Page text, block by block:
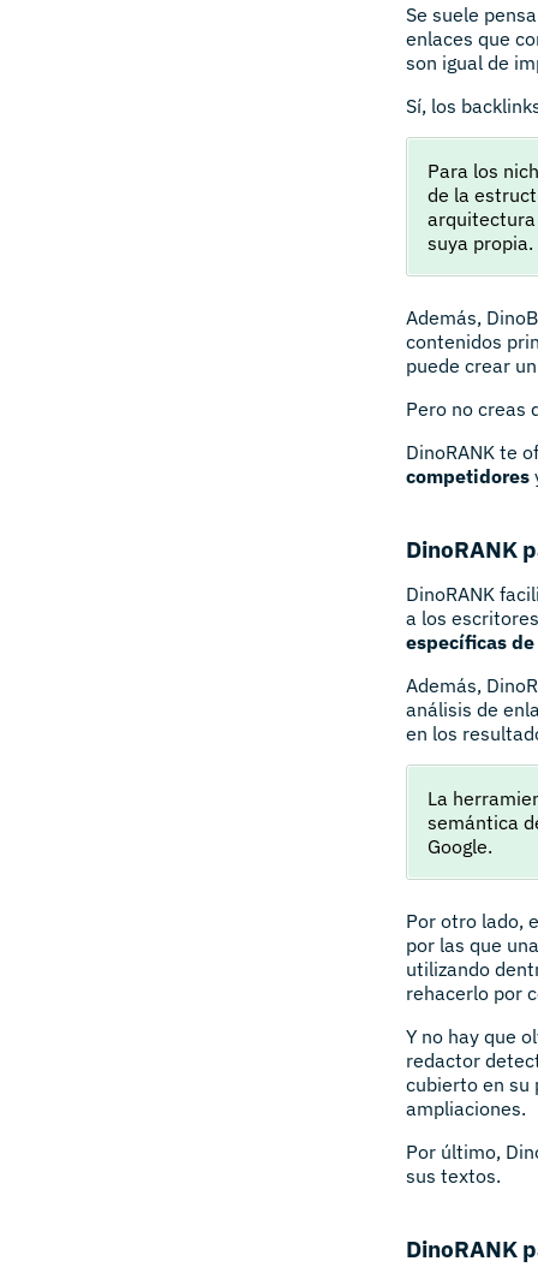
Se suele
enlaces que
son igual de
Sí, los
Para los
de la
arquitectura
suya propia.
Además,
contenidos
puede crear
Pero no creas
DinoRANK te
competidores
DinoRANK
DinoRANK
a los
específicas
Además,
análisis de
en los
La
semántica
Google.
Por otro lado,
por las que
utilizando
rehacerlo por
Y no hay que
redactor
cubierto en su
ampliaciones.
Por último,
sus textos.
DinoRANK